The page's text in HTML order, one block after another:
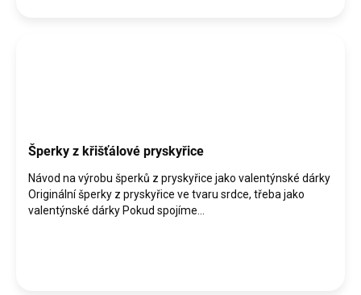
Šperky z křišťálové pryskyřice
Návod na výrobu šperků z pryskyřice jako valentýnské dárky
Originální šperky z pryskyřice ve tvaru srdce, třeba jako
valentýnské dárky Pokud spojíme...